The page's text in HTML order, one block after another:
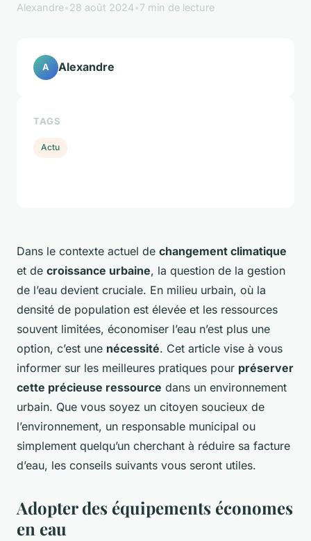
Alexandre•28 août 2024•7 min de lecture
Dans le contexte actuel de changement climatique
et de croissance urbaine, la question de la gestion
de l’eau devient cruciale. En milieu urbain, où la
densité de population est élevée et les ressources
souvent limitées, économiser l’eau n’est plus une
option, c’est une nécessité. Cet article vise à vous
informer sur les meilleures pratiques pour préserver
cette précieuse ressource dans un environnement
urbain. Que vous soyez un citoyen soucieux de
l’environnement, un responsable municipal ou
simplement quelqu’un cherchant à réduire sa facture
d’eau, les conseils suivants vous seront utiles.
Adopter des équipements économes
en eau
A Alexandre
TAGS
Actu